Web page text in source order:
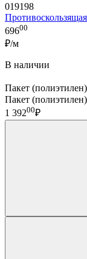
019198
69600
₽/м
В наличии
Пакет
Пакет
1 39200₽